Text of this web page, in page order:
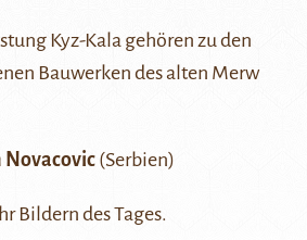
Kyz-Kala gehören zu den
Bauwerken des alten Merw
(Serbien)
Bildern des Tages.